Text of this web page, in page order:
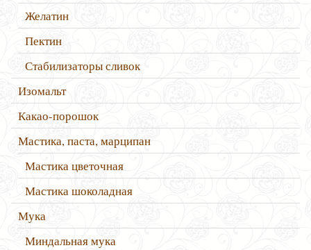
Желатин
Пектин
Стабилизаторы сливок
Изомальт
Какао-порошок
Мастика, паста, марципан
Мастика цветочная
Мастика шоколадная
Мука
Миндальная мука